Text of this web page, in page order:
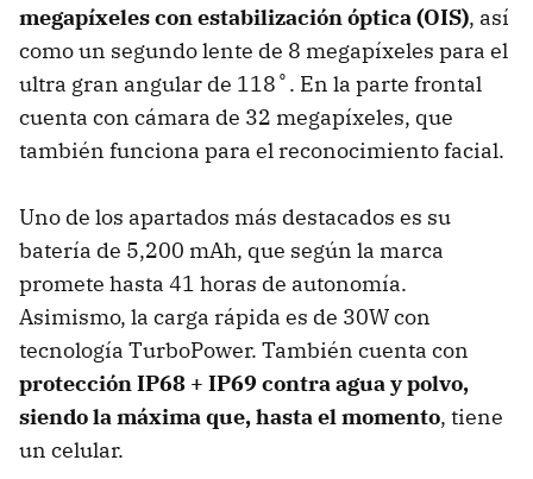
megapíxelesconestabilización óptica (OIS), así
como un segundo lente de 8 megapíxeles para el
ultra gran angular de 118˚. En la parte frontal
cuenta con cámara de 32 megapíxeles, que
también funciona para el reconocimiento facial.
Uno de los apartados más destacados es su
batería de 5,200 mAh, que según la marca
promete hasta 41 horas de autonomía.
Asimismo, la carga rápida es de 30W con
tecnología TurboPower. También cuenta con
protecciónIP68 + IP69 contra agua y polvo,
siendo la máxima que, hasta el momento, tiene
un celular.